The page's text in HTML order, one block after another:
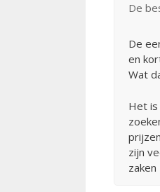
De
De
en
Wat
Het is
zijn